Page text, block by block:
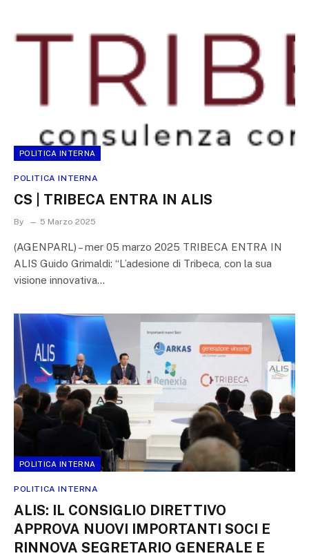
POLITICA INTERNA
POLITICA INTERNA
CS | TRIBECA ENTRA IN ALIS
By 5 Marzo 2025
(AGENPARL) – mer 05 marzo 2025 TRIBECA ENTRA IN
ALIS Guido Grimaldi: “L’adesione di Tribeca, con la sua
visione innovativa…
POLITICA INTERNA
POLITICA INTERNA
ALIS: IL CONSIGLIO DIRETTIVO
APPROVA NUOVI IMPORTANTI SOCI E
RINNOVA SEGRETARIO GENERALE E